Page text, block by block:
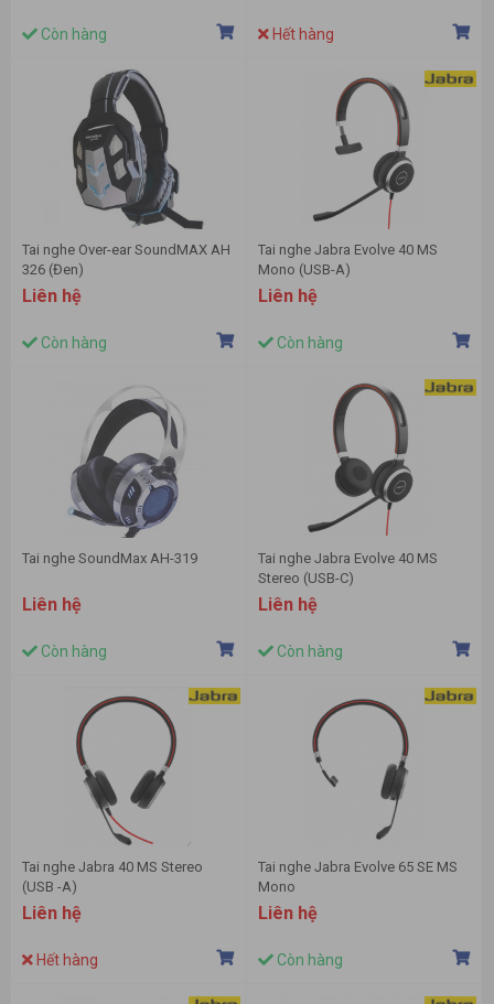
Còn hàng Hết hàng
Tai nghe Over-ear SoundMAX AH
326 (Đen)
Liên hệ
Còn hàng
Tai nghe Jabra Evolve 40 MS
Mono (USB-A)
Liên hệ
Còn hàng
Tai nghe SoundMax AH-319
Liên hệ
Còn hàng
Tai nghe Jabra Evolve 40 MS
Stereo (USB-C)
Liên hệ
Còn hàng
Tai nghe Jabra 40 MS Stereo
(USB -A)
Liên hệ
Hết hàng
Tai nghe Jabra Evolve 65 SE MS
Mono
Liên hệ
Còn hàng